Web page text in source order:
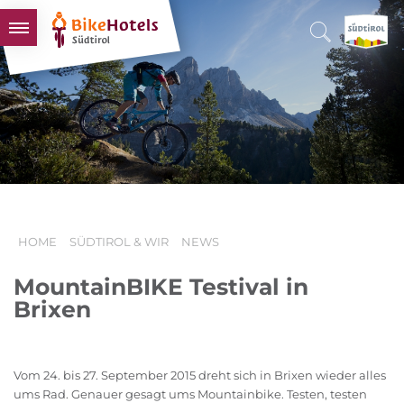
BIKEHOTELS
HOTELS & PAKETE
TOUREN & REVIERE
SÜDTIROL & WIR
HOME SÜDTIROL & WIR NEWS
MountainBIKE Testival in
Brixen
Vom 24. bis 27. September 2015 dreht sich in Brixen wieder alles
ums Rad. Genauer gesagt ums Mountainbike. Testen, testen